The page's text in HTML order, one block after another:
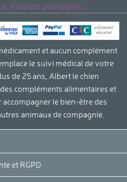
Produits pour lapins.
et aucun complément
le suivi médical de votre
de 25 ans, Albert le chien
compléments alimentaires et
le bien-être des
animaux de compagnie.
et RGPD
sont
au